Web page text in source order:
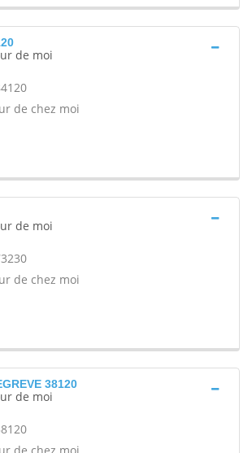
de moi
de chez moi
de moi
de chez moi
38120
de moi